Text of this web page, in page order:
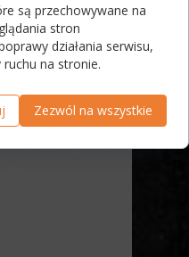
są przechowywane na
stron
działania serwisu,
na stronie.
Zezwól na wszystkie